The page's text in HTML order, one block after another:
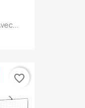
favorite_border